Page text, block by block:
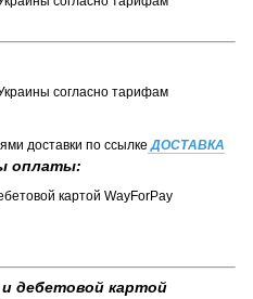
согласно тарифам
доставки по ссылке ДОСТАВКА
оплаты:
картой WayForPay
дебетовой картой